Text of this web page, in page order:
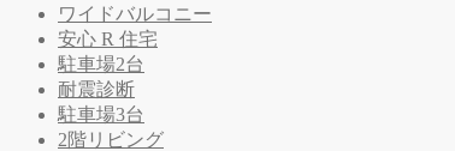
ワイドバルコニー
安心 R 住宅
駐車場2台
耐震診断
駐車場3台
2階リビング